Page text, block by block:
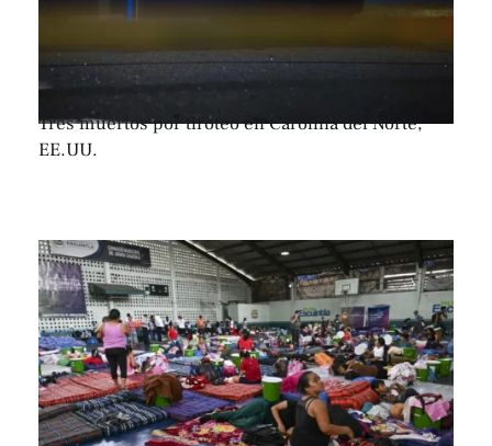
Tres muertos por tiroteo en Carolina del Norte,
EE.UU.